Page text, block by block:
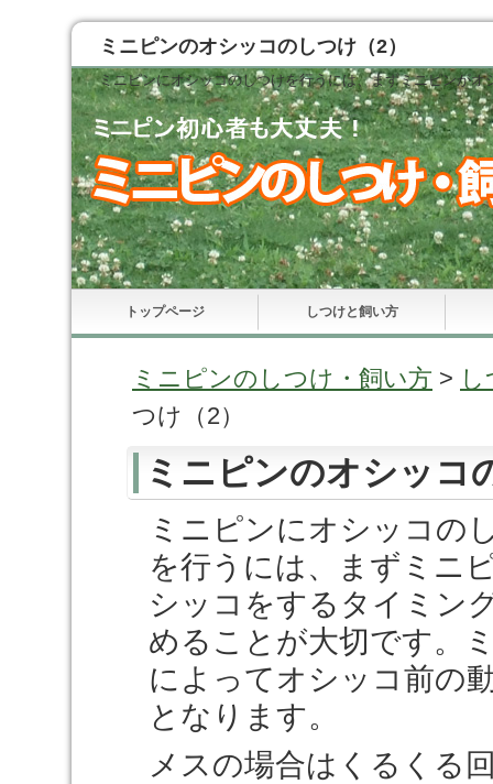
ミニピンのオシッコのしつけ（2）
ミニピンにオシッコのしつけを行うには、まずミニピンが
トップページ しつけと飼い方
ミニピンのしつけ・飼い方 >
つけ（2）
ミニピンのオシッコ
ミニピンにオシッコの
を行うには、まずミニ
シッコをするタイミン
めることが大切です。
によってオシッコ前の
となります。
メスの場合はくるくる